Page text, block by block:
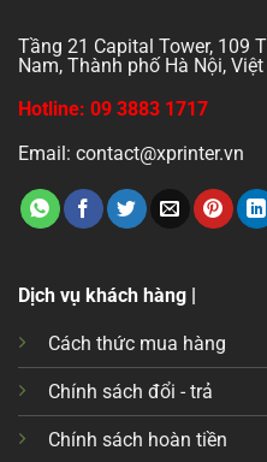
Tầng 21 Capital Tower, 109
Nam, Thành phố Hà Nội,
Hotline: 09 3883 1717
Email: contact@xprinter.vn
Dịch vụ khách hàng |
Cách thức mua hàng
Chính sách đổi - trả
Chính sách hoàn tiền